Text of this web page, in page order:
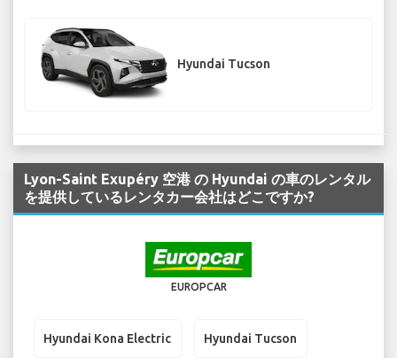
Hyundai Tucson
Lyon-Saint Exupéry 空港 の Hyundai の車のレンタル
を提供しているレンタカー会社はどこですか?
EUROPCAR
Hyundai Kona Electric Hyundai Tucson